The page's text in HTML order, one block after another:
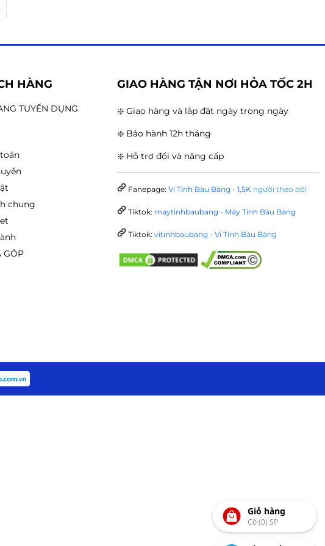
HÀNG
TUYỂN DỤNG
chung
GÓP
GIAO HÀNG TẬN NƠI HỎA TỐC 2H
❇️ Giao hàng và lắp đặt ngày trong ngày
❇️ Bảo hành 12h tháng
❇️ Hỗ trợ đổi và nâng cấp
Fanepage: Vi Tính Bàu Bàng - 1,5K người theo dõi
Tiktok: maytinhbaubang - Máy Tính Bàu Bàng
Tiktok: vitinhbaubang - Vi Tính Bàu Bàng
Giỏ hàng
Có (0) SP